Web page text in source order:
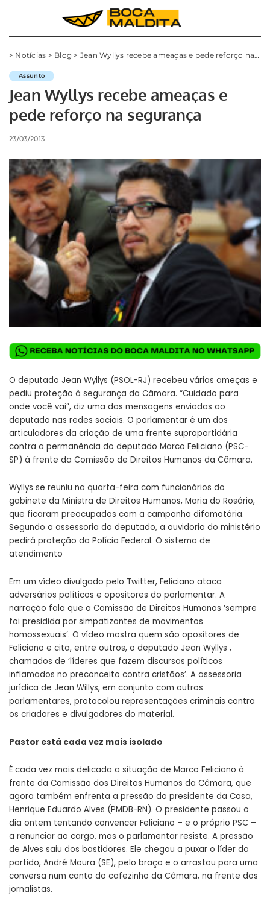
> Notícias > Blog > Jean Wyllys recebe ameaças e pede reforço na segurança
Assunto
Jean Wyllys recebe ameaças e
pede reforço na segurança
23/03/2013
O deputado Jean Wyllys (PSOL-RJ) recebeu várias ameças e
pediu proteção à segurança da Câmara. “Cuidado para
onde você vai”, diz uma das mensagens enviadas ao
deputado nas redes sociais. O parlamentar é um dos
articuladores da criação de uma frente suprapartidária
contra a permanência do deputado Marco Feliciano (PSC-
SP) à frente da Comissão de Direitos Humanos da Câmara.
Wyllys se reuniu na quarta-feira com funcionários do
gabinete da Ministra de Direitos Humanos, Maria do Rosário,
que ficaram preocupados com a campanha difamatória.
Segundo a assessoria do deputado, a ouvidoria do ministério
pedirá proteção da Polícia Federal. O sistema de
atendimento
Em um vídeo divulgado pelo Twitter, Feliciano ataca
adversários políticos e opositores do parlamentar. A
narração fala que a Comissão de Direitos Humanos ‘sempre
foi presidida por simpatizantes de movimentos
homossexuais’. O vídeo mostra quem são opositores de
Feliciano e cita, entre outros, o deputado Jean Wyllys ,
chamados de ‘líderes que fazem discursos políticos
inflamados no preconceito contra cristãos’. A assessoria
jurídica de Jean Willys, em conjunto com outros
parlamentares, protocolou representações criminais contra
os criadores e divulgadores do material.
Pastor está cada vez mais isolado
É cada vez mais delicada a situação de Marco Feliciano à
frente da Comissão dos Direitos Humanos da Câmara, que
agora também enfrenta a pressão do presidente da Casa,
Henrique Eduardo Alves (PMDB-RN). O presidente passou o
dia ontem tentando convencer Feliciano – e o próprio PSC –
a renunciar ao cargo, mas o parlamentar resiste. A pressão
de Alves saiu dos bastidores. Ele chegou a puxar o líder do
partido, André Moura (SE), pelo braço e o arrastou para uma
conversa num canto do cafezinho da Câmara, na frente dos
jornalistas.